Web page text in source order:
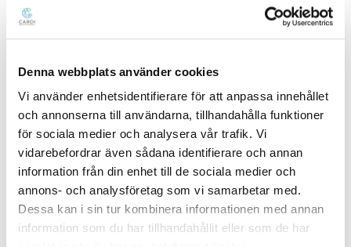
Denna webbplats använder cookies
Vi använder enhetsidentifierare för att anpassa innehållet
och annonserna till användarna, tillhandahålla funktioner
för sociala medier och analysera vår trafik. Vi
vidarebefordrar även sådana identifierare och annan
information från din enhet till de sociala medier och
annons- och analysföretag som vi samarbetar med.
Dessa kan i sin tur kombinera informationen med annan
information som du har tillhandahållit eller som de har
Dark Night LGP